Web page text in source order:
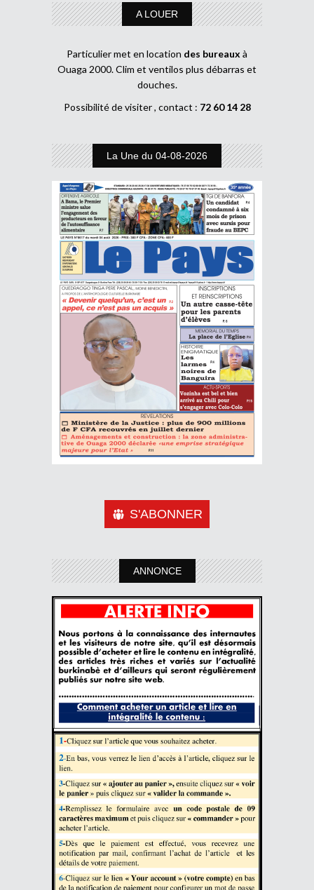
A LOUER
Particulier met en location des bureaux à
Ouaga 2000. Clim et ventilos plus débarras et
douches.
Possibilité de visiter , contact : 72 60 14 28
La Une du 04-08-2026
S'ABONNER
ANNONCE